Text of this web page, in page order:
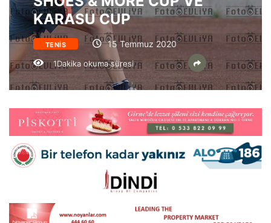
KARASU CUP
TENIS 15 Temmuz 2020
1Dakika okuma süresi